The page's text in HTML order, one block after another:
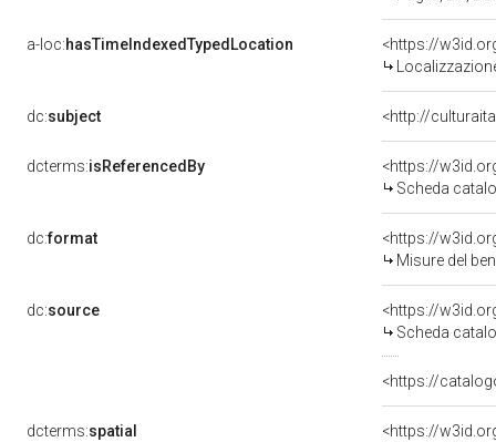
a-loc:hasTimeIndexedTypedLocation
<https://
dc:subject <http://
dcterms:isReferencedBy
<https://
Scheda
dc:format
<https://
Misure del
dc:source
<https://
Scheda
<https://
dcterms:spatial
<https://